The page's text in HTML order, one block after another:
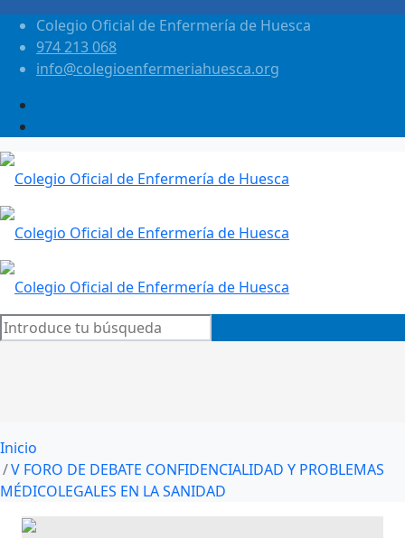
Colegio Oficial de Enfermería de Huesca
974 213 068
info@colegioenfermeriahuesca.org
Inicio
V FORO DE DEBATE CONFIDENCIALIDAD Y PROBLEMAS
MÉDICOLEGALES EN LA SANIDAD